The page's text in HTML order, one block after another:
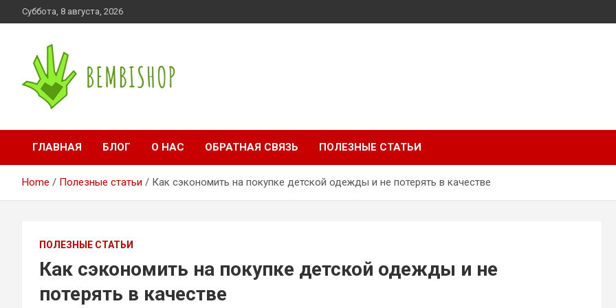
to
Суббота, 8 августа, 2026
bembishop.com.ua
ГЛАВНАЯ БЛОГ О НАС ОБРАТНАЯ СВЯЗЬ ПОЛЕЗНЫЕ СТАТЬИ
Home Полезные статьи Как сэкономить на покупке детской одежды и не потерять в качестве
ПОЛЕЗНЫЕ СТАТЬИ
Как сэкономить на покупке детской одежды и не
потерять в качестве